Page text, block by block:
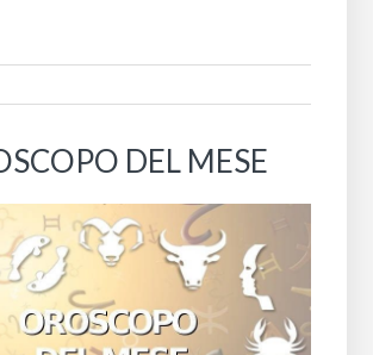
DEL MESE